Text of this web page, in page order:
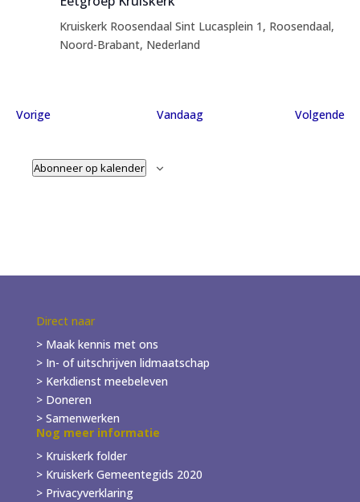
Kruiskerk Roosendaal Sint Lucasplein 1, Roosendaal,
Noord-Brabant, Nederland
VorigeEvenementen Vandaag Volgende
Abonneer op kalender
Direct naar
> Maak kennis met ons
> In- ofuitschrijven lidmaatschap
> Kerkdienst meebeleven
> Doneren
> Samenwerken
Nog meer informatie
> Kruiskerk folder
>Kruiskerk Gemeentegids 2020
> Privacyverklaring